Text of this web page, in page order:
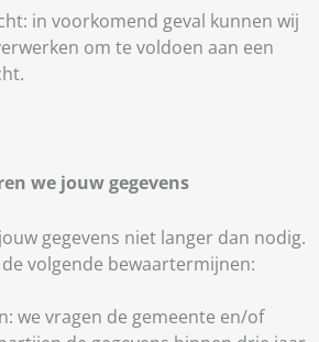
in voorkomend geval kunnen wij
om te voldoen aan een
we jouw gegevens
gegevens niet langer dan nodig.
volgende bewaartermijnen:
we vragen de gemeente en/of